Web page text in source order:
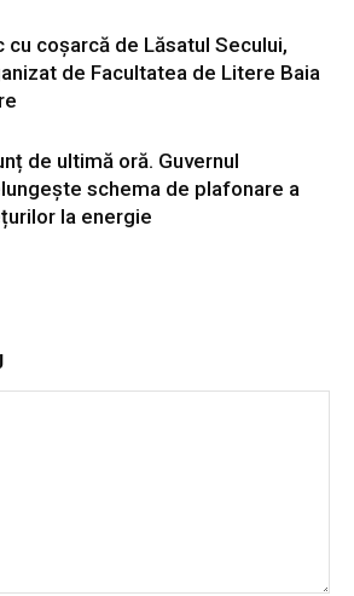
cu coșarcă de Lăsatul Secului,
de Facultatea de Litere Baia
de ultimă oră. Guvernul
schema de plafonare a
la energie